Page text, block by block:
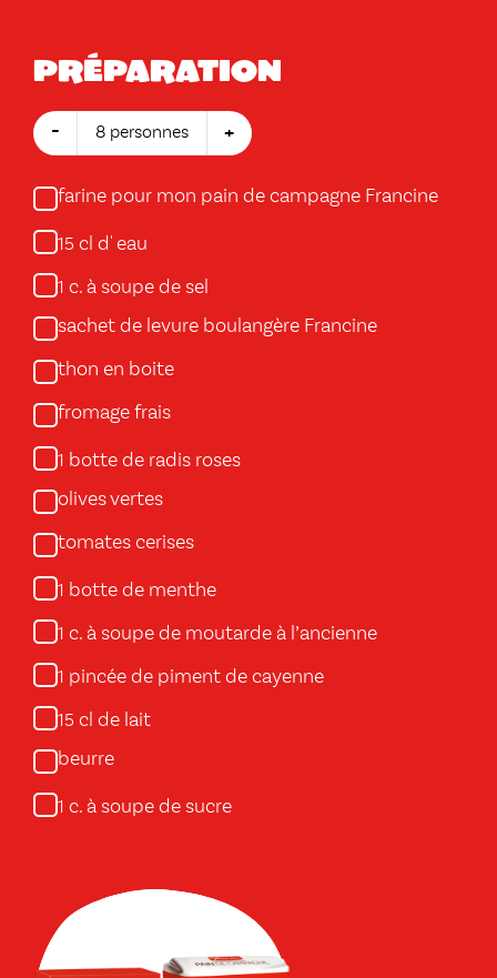
Préparation
- 8 personnes +
farine pour mon pain de campagne Francine
15 cl d' eau
1 c. à soupe de sel
sachet de levure boulangère Francine
thon en boite
fromage frais
1 botte de radis roses
olives vertes
tomates cerises
1 botte de menthe
1 c. à soupe de moutarde à l’ancienne
1 pincée de piment de cayenne
15 cl de lait
beurre
1 c. à soupe de sucre